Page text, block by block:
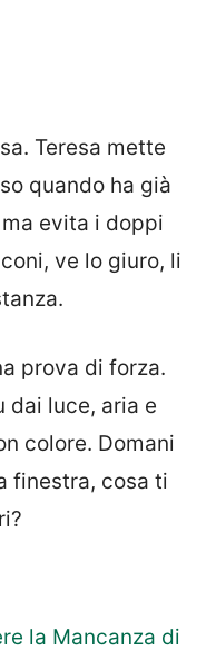
Teresa mette
quando ha già
evita i doppi
ve lo giuro, li
prova di forza.
dai luce, aria e
colore. Domani
finestra, cosa ti
la Mancanza di